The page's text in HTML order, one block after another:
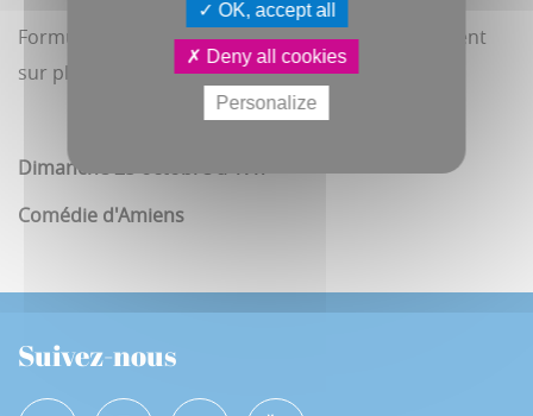
Formule Dîner spectacle à 35€ en vente uniquement
sur place à La Comédie d'Amiens.
Dimanche 25 octobre à 17h
Comédie d'Amiens
Suivez-nous
OK, accept all
Deny all cookies
Personalize